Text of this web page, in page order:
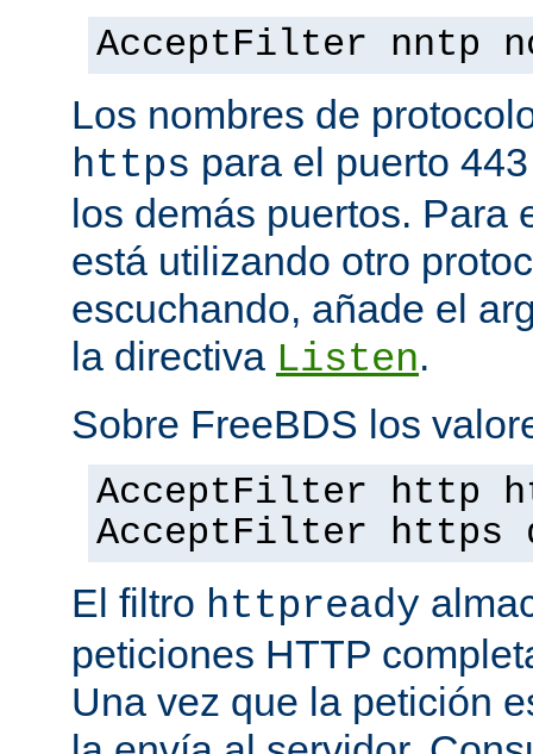
AcceptFilter nntp
Los nombres de
https para el puerto
los demás puertos. Para
está utilizando otro
escuchando, añade el
la directiva Listen.
Sobre FreeBDS los
AcceptFilter http
AcceptFilter https
El filtro httpready
peticiones HTTP
Una vez que la petición